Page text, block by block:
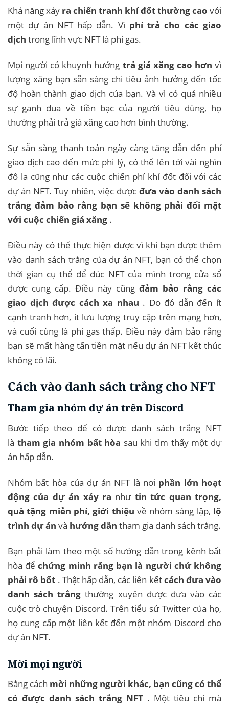
Khả năng xảy ra chiến tranh khí đốt thường cao với
một dự án NFT hấp dẫn. Vì phí trả cho các giao
dịch trong lĩnh vực NFT là phí gas.
Mọi người có khuynh hướng trả giá xăng cao hơn vì
lượng xăng bạn sẵn sàng chi tiêu ảnh hưởng đến tốc
độ hoàn thành giao dịch của bạn. Và vì có quá nhiều
sự ganh đua về tiền bạc của người tiêu dùng, họ
thường phải trả giá xăng cao hơn bình thường.
Sự sẵn sàng thanh toán ngày càng tăng dẫn đến phí
giao dịch cao đến mức phi lý, có thể lên tới vài nghìn
đô la cũng như các cuộc chiến phí khí đốt đối với các
dự án NFT. Tuy nhiên, việc được đưa vào danh sách
trắng đảm bảo rằng bạn sẽ không phải đối mặt
với cuộc chiến giá xăng .
Điều này có thể thực hiện được vì khi bạn được thêm
vào danh sách trắng của dự án NFT, bạn có thể chọn
thời gian cụ thể để đúc NFT của mình trong cửa sổ
được cung cấp. Điều này cũng đảm bảo rằng các
giao dịch được cách xa nhau . Do đó dẫn đến ít
cạnh tranh hơn, ít lưu lượng truy cập trên mạng hơn,
và cuối cùng là phí gas thấp. Điều này đảm bảo rằng
bạn sẽ mất hàng tấn tiền mặt nếu dự án NFT kết thúc
không có lãi.
Cách vào danh sách trắng cho NFT
Tham gia nhóm dự án trên Discord
Bước tiếp theo để có được danh sách trắng NFT
là tham gia nhóm bất hòa sau khi tìm thấy một dự
án hấp dẫn.
Nhóm bất hòa của dự án NFT là nơi phần lớn hoạt
động của dự án xảy ra như tin tức quan trọng,
quà tặng miễn phí, giới thiệu về nhóm sáng lập, lộ
trình dự án và hướng dẫn tham gia danh sách trắng.
Bạn phải làm theo một số hướng dẫn trong kênh bất
hòa đểchứng minh rằng bạn là người chứ không
phải rô bốt . Thật hấp dẫn, các liên kếtcách đưa vào
danh sách trắng thường xuyên được đưa vào các
cuộc trò chuyện Discord. Trên tiểu sử Twitter của họ,
họ cung cấp một liên kết đến một nhóm Discord cho
dự án NFT.
Mời mọi người
Bằng cách mời những người khác, bạn cũng có thể
có được danh sách trắng NFT . Một tiêu chí mà